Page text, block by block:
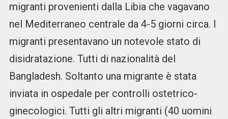
migranti provenienti dalla Libia che vagavano
nel Mediterraneo centrale da 4-5 giorni circa. I
migranti presentavano un notevole stato di
disidratazione. Tutti di nazionalità del
Bangladesh. Soltanto una migrante è stata
inviata in ospedale per controlli ostetrico-
ginecologici. Tutti gli altri migranti (40 uomini